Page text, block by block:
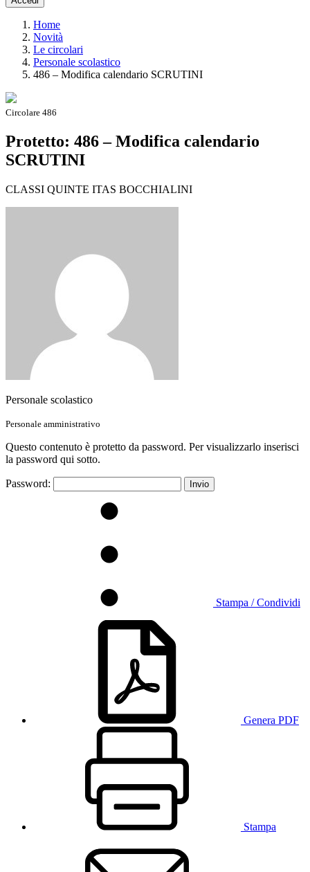
Home
Novità
Le circolari
Personale scolastico
486 – Modifica calendario SCRUTINI
Circolare 486
Protetto: 486 – Modifica calendario
SCRUTINI
CLASSI QUINTE ITAS BOCCHIALINI
Personale scolastico
Personale amministrativo
Questo contenuto è protetto da password. Per visualizzarlo inserisci
la password qui sotto.
Password:
Stampa / Condividi
Genera PDF
Stampa